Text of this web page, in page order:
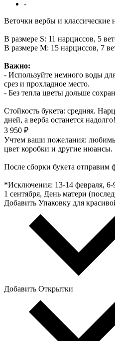
-
Веточки вербы и классические
В размере S: 11 нарциссов, 5
В размере M: 15 нарциссов, 7
Важно:
- Используйте немного воды
срез и прохладное место.
- Без тепла цветы дольше
Стойкость букета: средняя.
дней, а верба останется надолго!
3 950 ₽
Учтем ваши пожелания:
цвет коробки и другие нюансы.
После сборки букета отправим
*Исключения: 13‑14 февраля,
1 сентября, День матери
Добавить Упаковку для
Добавить Открытки